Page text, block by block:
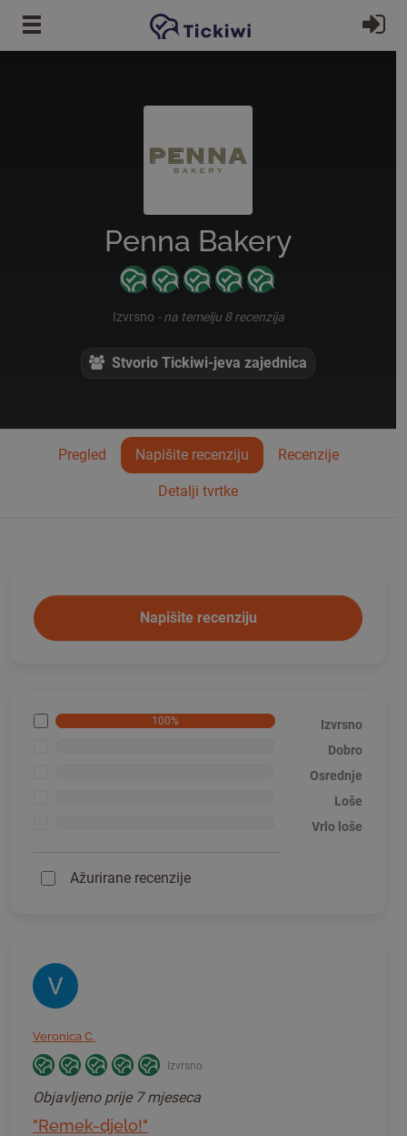
Preskoči na glavni sadržaj
Penna Bakery
Izvrsno - na temelju 8 recenzija
Stvorio Tickiwi-jeva zajednica
Pregled Napišite recenziju Recenzije
Detalji tvrtke
Napišite recenziju
100% Izvrsno
Dobro
Osrednje
Loše
Vrlo loše
Ažurirane recenzije
Veronica C.
Izvrsno
Objavljeno prije 7 mjeseca
"Remek-djelo!"